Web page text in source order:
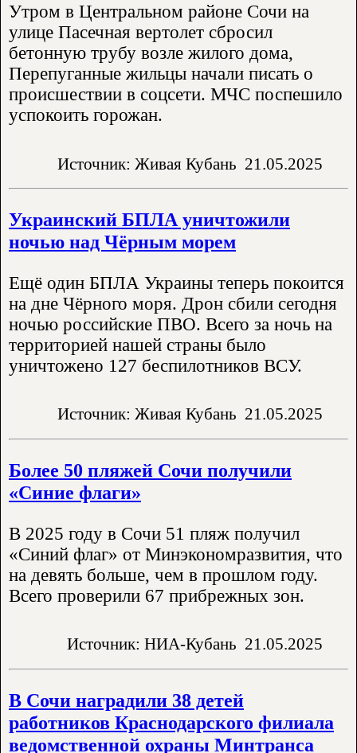
Утром в Центральном районе Сочи на
улице Пасечная вертолет сбросил
бетонную трубу возле жилого дома,
Перепуганные жильцы начали писать о
происшествии в соцсети. МЧС поспешило
успокоить горожан.
Источник: Живая Кубань 21.05.2025
Украинский БПЛА уничтожили
ночью над Чёрным морем
Ещё один БПЛА Украины теперь покоится
на дне Чёрного моря. Дрон сбили сегодня
ночью российские ПВО. Всего за ночь на
территорией нашей страны было
уничтожено 127 беспилотников ВСУ.
Источник: Живая Кубань 21.05.2025
Более 50 пляжей Сочи получили
«Синие флаги»
В 2025 году в Сочи 51 пляж получил
«Синий флаг» от Минэкономразвития, что
на девять больше, чем в прошлом году.
Всего проверили 67 прибрежных зон.
Источник: НИА-Кубань 21.05.2025
В Сочи наградили 38 детей
работников Краснодарского филиала
ведомственной охраны Минтранса